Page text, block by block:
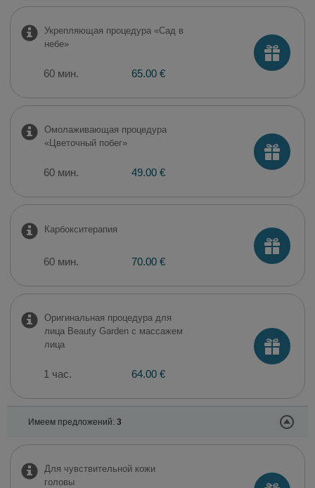
Укрепляющая процедура «Сад в
небе»
60 мин. 65.00 €
Омолаживающая процедура
«Цветочный побег»
60 мин. 49.00 €
Карбокситерапия
60 мин. 70.00 €
Оригинальная процедура для
лица Beauty Garden с массажем
лица
1 час. 64.00 €
Имеем предложений: 3
Для чувствительной кожи
головы